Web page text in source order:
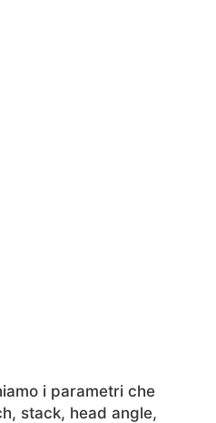
i parametri che
stack, head angle,